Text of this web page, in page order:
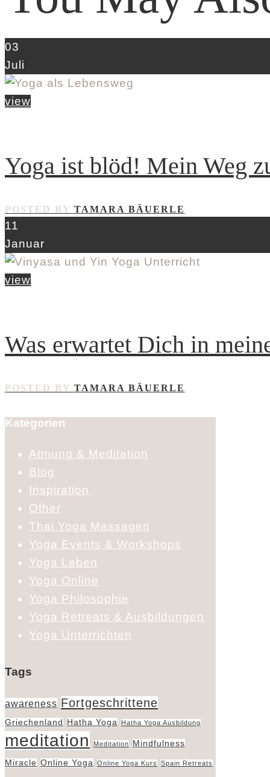
03
Juli
view
Yoga ist blöd! Mein Weg
POSTED BY TAMARA BÄUERLE
11
Januar
view
Was erwartet Dich in
POSTED BY TAMARA BÄUERLE
Kategorien
Atmung & Meditation
Blog
Inspiration
Other
Thai Yoga Massagen
Yoga Events & Workshops
Yoga Leben
Yoga Online
Yoga Philosophie
Yoga Retreats & Ausbildungen
Yoga Unterrichten
Tags
awareness Fortgeschrittene
Griechenland Hatha Yoga Hatha Yoga Ausbildung
meditation Meditation Mindfulness
Miracle Online Yoga Online Yoga Kurs Spain Retreats